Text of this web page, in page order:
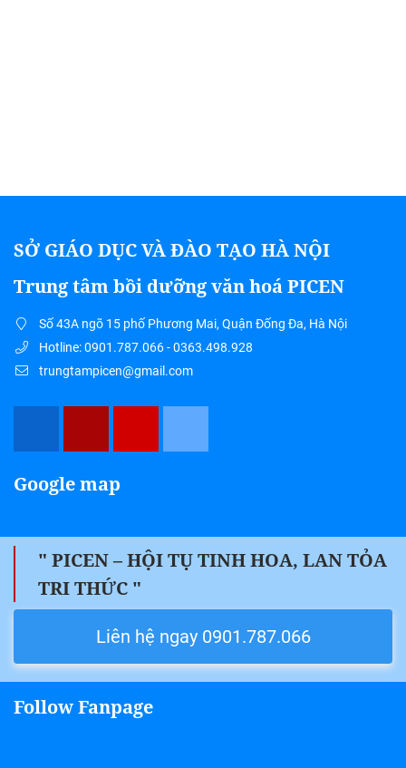
" PICEN – HỘI TỤ TINH HOA, LAN TỎA
TRI THỨC "
Liên hệ ngay 0901.787.066
SỞ GIÁO DỤC VÀ ĐÀO TẠO HÀ NỘI
Trung tâm bồi dưỡng văn hoá PICEN
Số 43A ngõ 15 phố Phương Mai, Quận Đống Đa, Hà Nội
Hotline: 0901.787.066 - 0363.498.928
trungtampicen@gmail.com
Google map
Follow Fanpage